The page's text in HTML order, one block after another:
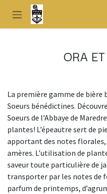
Se rendre au contenu
ORA
La première gamme de bière
Soeurs bénédictines.
Soeurs de l’Abbaye de
plantes! L’épeautre sert de
apportant des notes
amères. L’utilisation de
saveur toute particulière de
transporter par les notes de
parfum de printemps,